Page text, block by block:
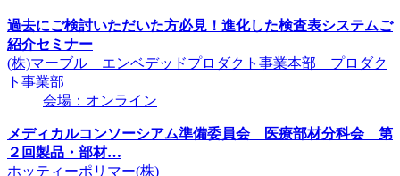
過去にご検討いただいた方必見！進化した検査表システムご
紹介セミナー
(株)マーブル エンベデッドプロダクト事業本部 プロダク
ト事業部
会場：オンライン
メディカルコンソーシアム準備委員会 医療部材分科会 第
２回製品・部材…
ホッティーポリマー(株)